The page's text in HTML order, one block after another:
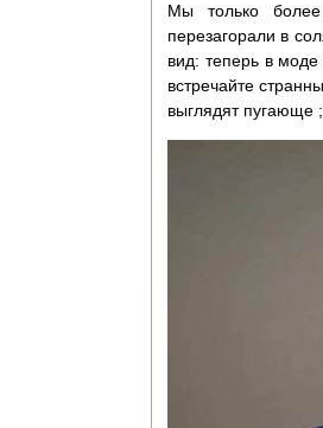
Мы только
перезагорали в
вид: теперь в
встречайте
выглядят пугающе